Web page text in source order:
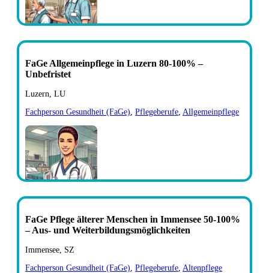
FaGe Allgemeinpflege in Luzern 80-100% –
Unbefristet
Luzern, LU
Fachperson Gesundheit (FaGe) Pflegeberufe Allgemeinpflege
FaGe Pflege älterer Menschen in Immensee 50-100%
– Aus- und Weiterbildungsmöglichkeiten
Immensee, SZ
Fachperson Gesundheit (FaGe) Pflegeberufe Altenpflege